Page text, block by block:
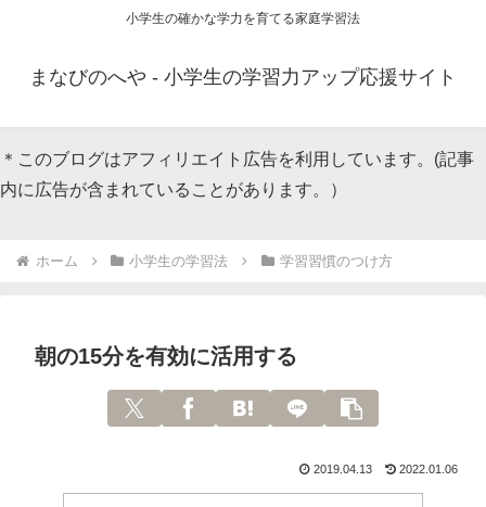
小学生の確かな学力を育てる家庭学習法
まなびのへや - 小学生の学習力アップ応援サイト
＊このブログはアフィリエイト広告を利用しています。(記事
内に広告が含まれていることがあります。）
ホーム 小学生の学習法 学習習慣のつけ方
朝の15分を有効に活用する
2019.04.13 2022.01.06